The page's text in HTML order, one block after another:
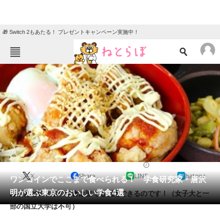
🎁 Switch 2もあたる！ プレゼントキャンペーン実施中！
ねとらぼメニュー
TOP ニュース
エンタメ クイズ
グルメ 地域
住まい 教育・育児
動物 リサーチ
会員記事
メディア
ワンコインでここまで食べられる！ 学食研究家・唐沢
明が選ぶ東京のおいしい学食4選
X Share LINE hatena
ほとんどの大学の学食は誰でも利用できるのです！（女子大と一
部の国立大学は不可）